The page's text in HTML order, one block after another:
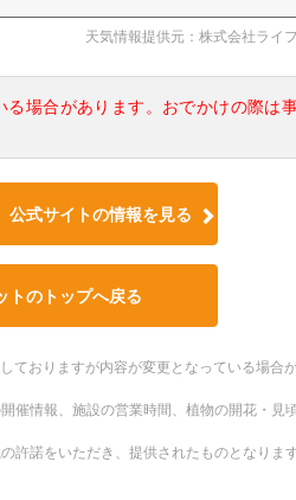
天気情報提供元：株式会社ライ
場合があります。おでかけの際は
公式サイトの情報を見る
トのトップへ戻る
おりますが内容が変更となっている場合
催情報、施設の営業時間、植物の開花・見
許諾をいただき、提供されたものとなりま